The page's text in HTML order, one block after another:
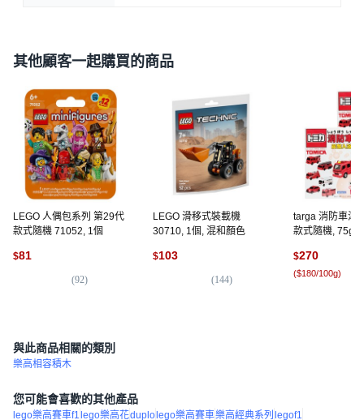
其他顧客一起購買的商品
LEGO 人偶包系列 第29代
款式隨機 71052, 1個
$81
(92)
LEGO 滑移式裝載機
30710, 1個, 混和顏色
$103
(144)
targa 消防車沐
款式隨機, 75g,
$270
($180/100g)
與此商品相關的類別
樂高相容積木
您可能會喜歡的其他產品
lego樂高賽車f1 lego樂高花duplo lego樂高賽車樂高經典系列 legof1